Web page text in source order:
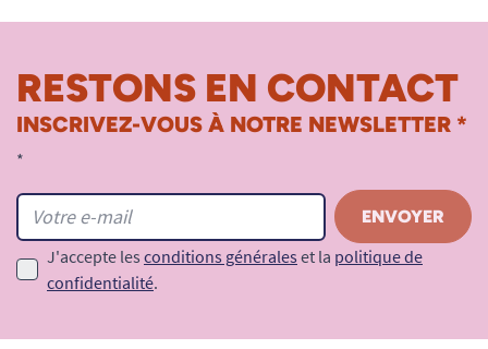
RESTONS EN CONTACT
INSCRIVEZ-VOUS À NOTRE NEWSLETTER *
*
J'accepte les conditions générales et la politique de
confidentialité.